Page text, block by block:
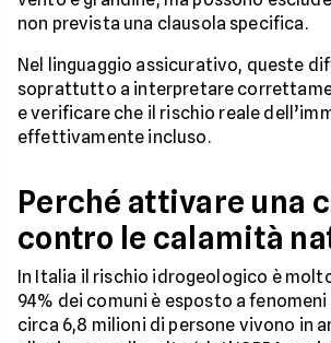
non prevista una clausola specifica.
Nel linguaggio assicurativo, queste
soprattutto a interpretare
e verificare che il rischio reale
effettivamente incluso.
Perché attivare una
contro le calamità
In Italia il rischio idrogeologico è
94% dei comuni è esposto a
circa 6,8 milioni di persone vivono in